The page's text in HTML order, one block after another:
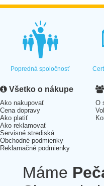
Popredná spoločnosť
Všetko o nákupe
Ako nakupovať
Cena dopravy
Ako platiť
Ako reklamovať
Servisné strediská
Obchodné podmienky
Reklamačné podmienky
O
Máme